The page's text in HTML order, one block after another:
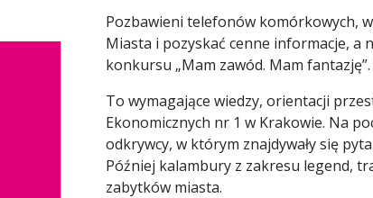
Pozbawieni telefonów komórkowych,
Miasta i pozyskać cenne informacje, a
konkursu „Mam zawód. Mam
To wymagające wiedzy, orientacji
Ekonomicznych nr 1 w Krakowie. Na
odkrywcy, w którym znajdywały się
Później kalambury z zakresu legend,
zabytków miasta.